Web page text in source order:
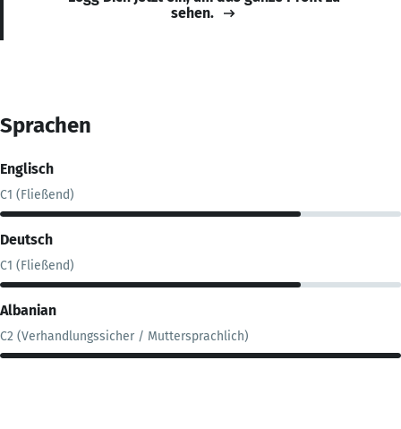
sehen.
Sprachen
Englisch
C1 (Fließend)
Deutsch
C1 (Fließend)
Albanian
C2 (Verhandlungssicher / Muttersprachlich)